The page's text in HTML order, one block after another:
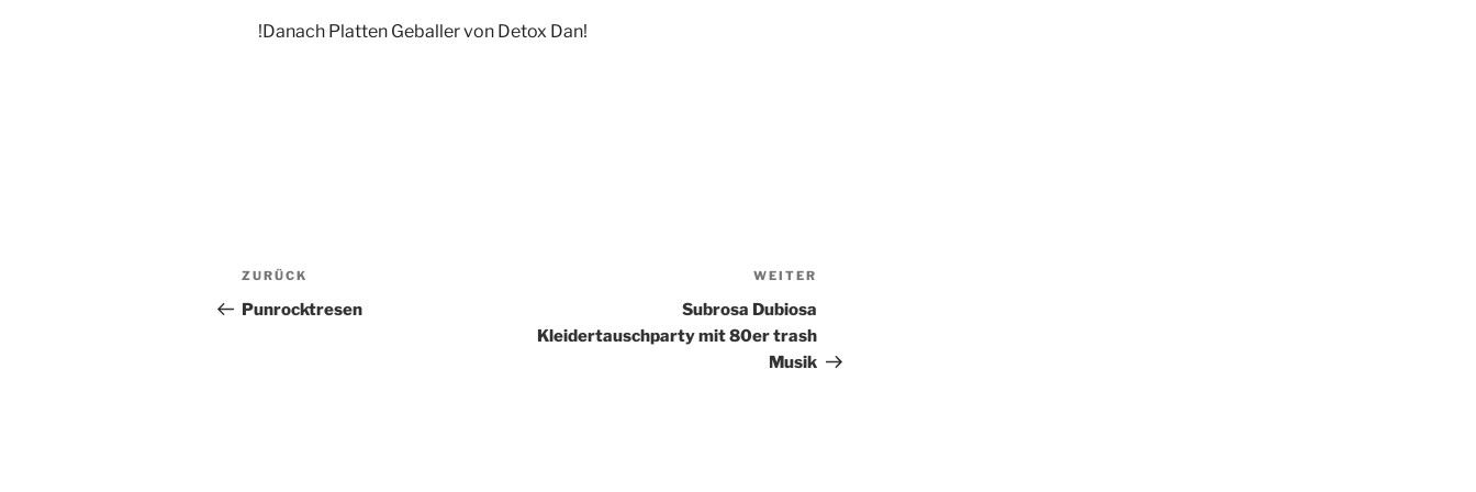
!Danach Platten Geballer von Detox Dan!
Beitragsnavigation
Vorheriger
Beitrag
ZURÜCK
Punrocktresen
WEITER
Subrosa Dubiosa
Kleidertauschparty mit 80er trash
Musik